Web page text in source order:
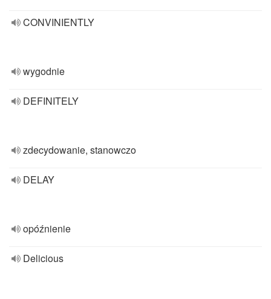
CONVINIENTLY
wygodnie
DEFINITELY
zdecydowanie, stanowczo
DELAY
opóźnienie
Delicious